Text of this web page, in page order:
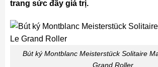
trang sức đầy giá trị.
Bút ký Montblanc Meisterstück Solitaire
Grand Roller